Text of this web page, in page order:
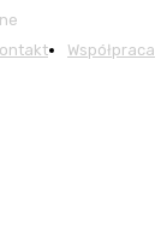
Współpraca